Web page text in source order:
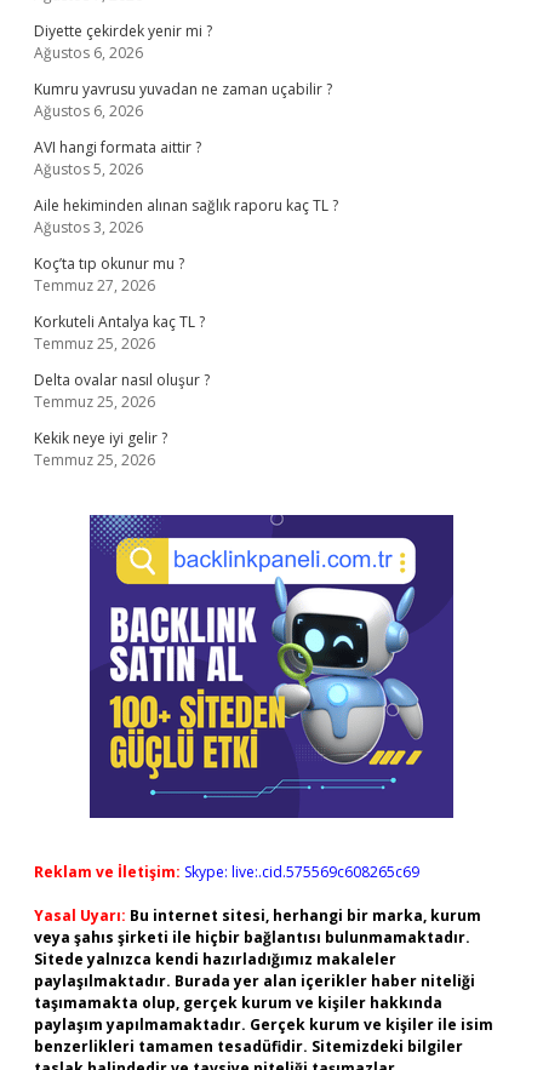
Diyette çekirdek yenir mi ?
Ağustos 6, 2026
Kumru yavrusu yuvadan ne zaman uçabilir ?
Ağustos 6, 2026
AVI hangi formata aittir ?
Ağustos 5, 2026
Aile hekiminden alınan sağlık raporu kaç TL ?
Ağustos 3, 2026
Koç’ta tıp okunur mu ?
Temmuz 27, 2026
Korkuteli Antalya kaç TL ?
Temmuz 25, 2026
Delta ovalar nasıl oluşur ?
Temmuz 25, 2026
Kekik neye iyi gelir ?
Temmuz 25, 2026
Reklam ve İletişim: Skype: live:.cid.575569c608265c69
Yasal Uyarı: Bu internet sitesi, herhangi bir marka, kurum
veya şahıs şirketi ile hiçbir bağlantısı bulunmamaktadır.
Sitede yalnızca kendi hazırladığımız makaleler
paylaşılmaktadır. Burada yer alan içerikler haber niteliği
taşımamakta olup, gerçek kurum ve kişiler hakkında
paylaşım yapılmamaktadır. Gerçek kurum ve kişiler ile isim
benzerlikleri tamamen tesadüfidir. Sitemizdeki bilgiler